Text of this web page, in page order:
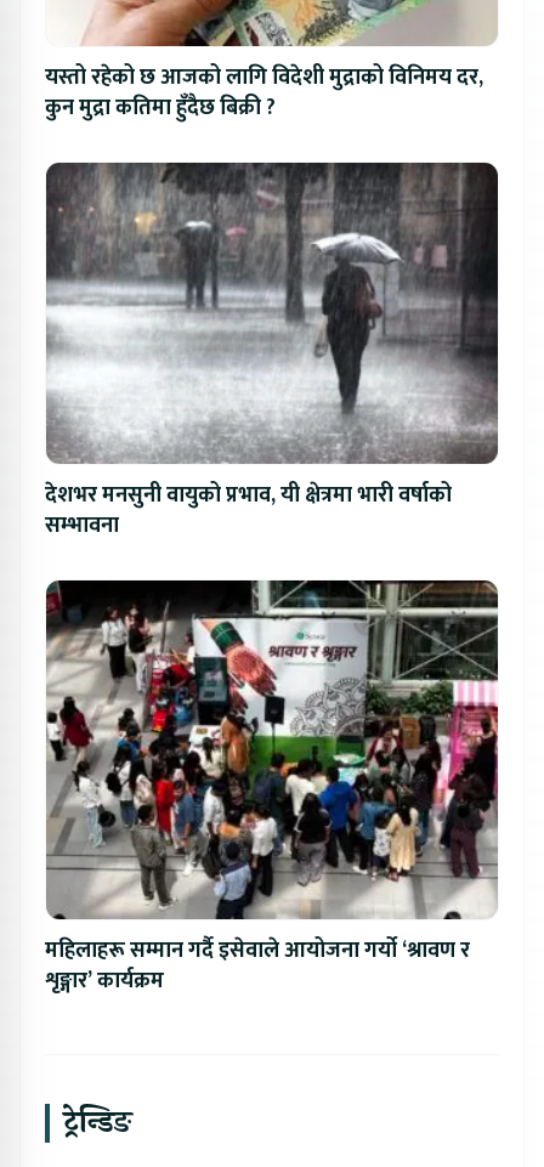
यस्तो रहेको छ आजको लागि विदेशी मुद्राको विनिमय दर,
कुन मुद्रा कतिमा हुँदैछ बिक्री ?
देशभर मनसुनी वायुको प्रभाव, यी क्षेत्रमा भारी वर्षाको
सम्भावना
महिलाहरू सम्मान गर्दै इसेवाले आयोजना गर्यो ‘श्रावण र
शृङ्गार’ कार्यक्रम
ट्रेन्डिङ